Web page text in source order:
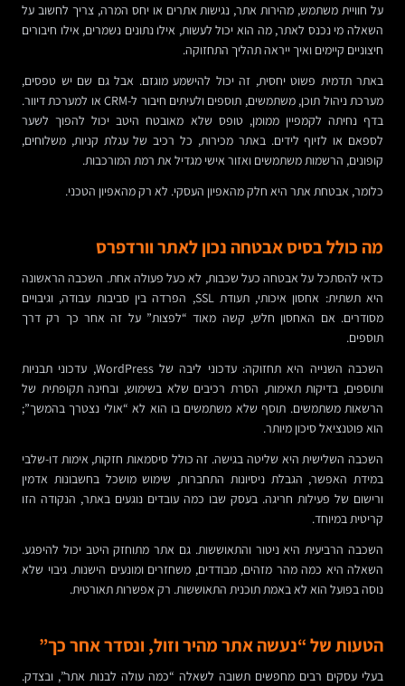
על חוויית משתמש, מהירות אתר, נגישות אתרים או יחס המרה, צריך לחשוב על
השאלה מי נכנס לאתר, מה הוא יכול לעשות, אילו נתונים נשמרים, אילו חיבורים
חיצוניים קיימים ואיך ייראה תהליך התחזוקה.
באתר תדמית פשוט יחסית, זה יכול להישמע מוגזם. אבל גם שם יש טפסים,
מערכת ניהול תוכן, משתמשים, תוספים ולעיתים חיבור ל-CRM או למערכת דיוור.
בדף נחיתה לקמפיין ממומן, טופס שלא מאובטח היטב יכול להפוך לשער
לספאם או לזיוף לידים. באתר מכירות, כל רכיב של עגלת קניות, משלוחים,
קופונים, הרשמות משתמשים ואזור אישי מגדיל את רמת המורכבות.
כלומר, אבטחת אתר היא חלק מהאפיון העסקי. לא רק מהאפיון הטכני.
מה כולל בסיס אבטחה נכון לאתר וורדפרס
כדאי להסתכל על אבטחה כעל שכבות, לא כעל פעולה אחת. השכבה הראשונה
היא תשתית: אחסון איכותי, תעודת SSL, הפרדה בין סביבות עבודה, וגיבויים
מסודרים. אם האחסון חלש, קשה מאוד “לפצות” על זה אחר כך רק דרך
תוספים.
השכבה השנייה היא תחזוקה: עדכוני ליבה של WordPress, עדכוני תבניות
ותוספים, בדיקות תאימות, הסרת רכיבים שלא בשימוש, ובחינה תקופתית של
הרשאות משתמשים. תוסף שלא משתמשים בו הוא לא “אולי נצטרך בהמשך”;
הוא פוטנציאל סיכון מיותר.
השכבה השלישית היא שליטה בגישה. זה כולל סיסמאות חזקות, אימות דו-שלבי
במידת האפשר, הגבלת ניסיונות התחברות, שימוש מושכל בחשבונות אדמין
ורישום של פעילות חריגה. בעסק שבו כמה עובדים נוגעים באתר, הנקודה הזו
קריטית במיוחד.
השכבה הרביעית היא ניטור והתאוששות. גם אתר מתוחזק היטב יכול להיפגע.
השאלה היא כמה מהר מזהים, מבודדים, משחזרים ומונעים הישנות. גיבוי שלא
נוסה בפועל הוא לא באמת תוכנית התאוששות. רק אפשרות תאורטית.
הטעות של “נעשה אתר מהיר וזול, ונסדר אחר כך”
בעלי עסקים רבים מחפשים תשובה לשאלה “כמה עולה לבנות אתר”, ובצדק.